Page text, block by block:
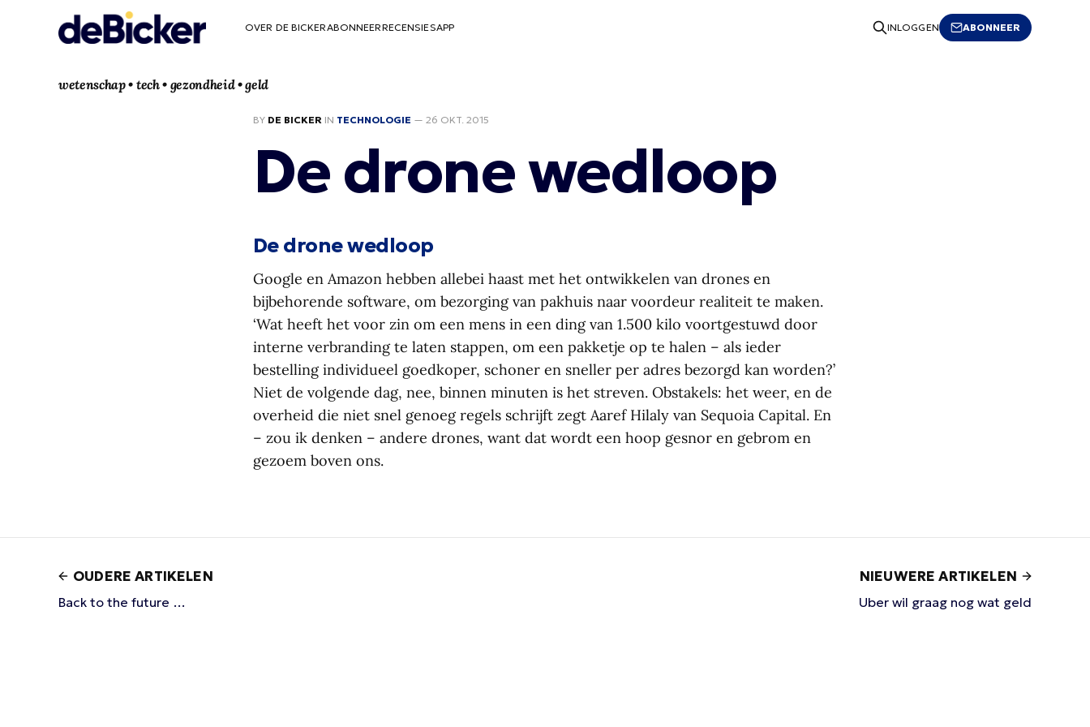
OVER DE BICKERABONNEERRECENSIESAPP INLOGGEN ABONNEER
wetenschap • tech • gezondheid • geld
BY DE BICKER IN TECHNOLOGIE — 26 OKT. 2015
De drone wedloop
De drone wedloop
Google en Amazon hebben allebei haast met het ontwikkelen van drones en
bijbehorende software, om bezorging van pakhuis naar voordeur realiteit te maken.
‘Wat heeft het voor zin om een mens in een ding van 1.500 kilo voortgestuwd door
interne verbranding te laten stappen, om een pakketje op te halen – als ieder
bestelling individueel goedkoper, schoner en sneller per adres bezorgd kan worden?’
Niet de volgende dag, nee, binnen minuten is het streven. Obstakels: het weer, en de
overheid die niet snel genoeg regels schrijft zegt Aaref Hilaly van Sequoia Capital. En
– zou ik denken – andere drones, want dat wordt een hoop gesnor en gebrom en
gezoem boven ons.
OUDERE ARTIKELEN
Back to the future …
NIEUWERE ARTIKELEN
Uber wil graag nog wat geld